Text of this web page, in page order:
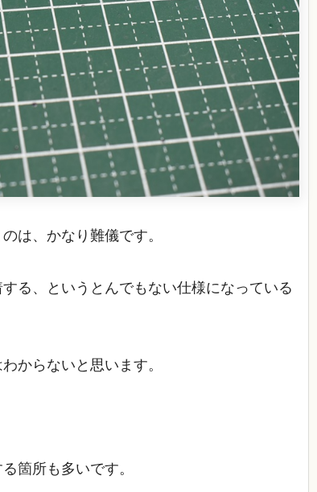
は、かなり難儀です。
る、というとんでもない仕様になっている
からないと思います。
箇所も多いです。